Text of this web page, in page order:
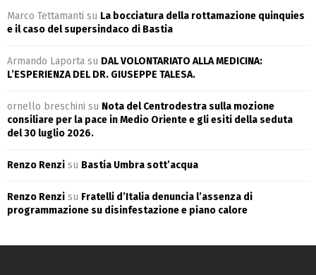
Marco Tettamanti su La bocciatura della rottamazione quinquies
e il caso del supersindaco di Bastia
Armando Laporta su DAL VOLONTARIATO ALLA MEDICINA:
L’ESPERIENZA DEL DR. GIUSEPPE TALESA.
ornello breschini su Nota del Centrodestra sulla mozione
consiliare per la pace in Medio Oriente e gli esiti della seduta
del 30 luglio 2026.
Renzo Renzi su Bastia Umbra sott’acqua
Renzo Renzi su Fratelli d’Italia denuncia l’assenza di
programmazione su disinfestazione e piano calore